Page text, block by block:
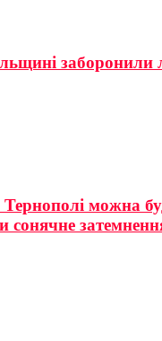
заборонили
Тернополі можна
сонячне